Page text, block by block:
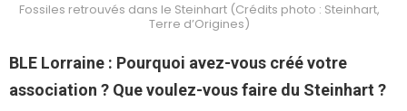
Fossiles retrouvés dans le Steinhart (Crédits photo : Steinhart,
Terre d’Origines)
BLE Lorraine : Pourquoi avez-vous créé votre
association ? Que voulez-vous faire du Steinhart ?